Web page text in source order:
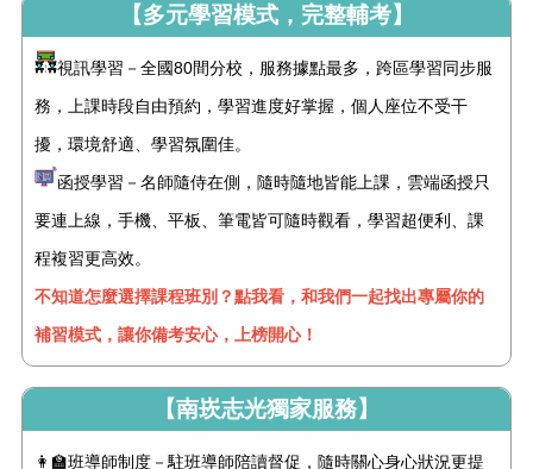
【多元學習模式，完整輔考】
視訊學習－全國80間分校，服務據點最多，跨區學習同步服
務，上課時段自由預約，學習進度好掌握，個人座位不受干
擾，環境舒適、學習氛圍佳。
函授學習－名師隨侍在側，隨時隨地皆能上課，雲端函授只
要連上線，手機、平板、筆電皆可隨時觀看，學習超便利、課
程複習更高效。
不知道怎麼選擇課程班別？點我看，和我們一起找出專屬你的
補習模式，讓你備考安心，上榜開心！
【南崁志光獨家服務】
👩‍🏫班導師制度－駐班導師陪讀督促，隨時關心身心狀況更提